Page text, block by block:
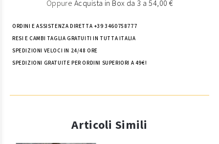
Oppure Acquista in Box da 3 a 54,00 €
ORDINI E ASSISTENZA DIRETTA +39 3460758777
RESI E CAMBI TAGLIA GRATUITI IN TUTTA ITALIA
SPEDIZIONI VELOCI IN 24/48 ORE
SPEDIZIONI GRATUITE PER ORDINI SUPERIORI A 49€!
Articoli Simili